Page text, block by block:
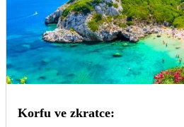
Korfu ve zkratce: